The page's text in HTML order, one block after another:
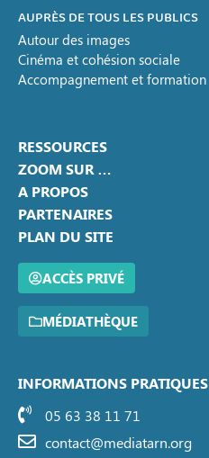
AUPRÈS DE TOUS LES PUBLICS
Autour des images
Cinéma et cohésion sociale
Accompagnement et formation
RESSOURCES
ZOOM SUR …
A PROPOS
PARTENAIRES
PLAN DU SITE
ACCÈS PRIVÉ
MÉDIATHÈQUE
INFORMATIONS PRATIQUES
05 63 38 11 71
contact@mediatarn.org